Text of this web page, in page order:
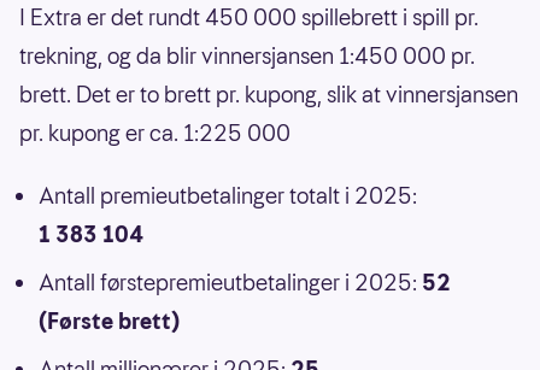
I Extra er det rundt 450 000 spillebrett i spill pr.
trekning, og da blir vinnersjansen 1:450 000 pr.
brett. Det er to brett pr. kupong, slik at vinnersjansen
pr. kupong er ca. 1:225 000
Antall premieutbetalinger totalt i 2025:
1 383 104
Antall førstepremieutbetalinger i 2025: 52
(Første brett)